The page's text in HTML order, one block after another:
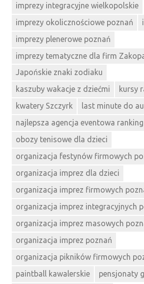
imprezy integracyjne wielkopolskie
imprezy okolicznościowe poznań
imprezy plenerowe poznań
imprezy tematyczne dla firm
Japońskie znaki zodiaku
kaszuby wakacje z dziećmi
kursy
kwatery Szczyrk
last minute do
najlepsza agencja eventowa ranking
obozy tenisowe dla dzieci
organizacja festynów firmowych
organizacja imprez dla dzieci
organizacja imprez firmowych
organizacja imprez integracyjnych
organizacja imprez masowych
organizacja imprez poznań
organizacja pikników firmowych
paintball kawalerskie
pensjonaty